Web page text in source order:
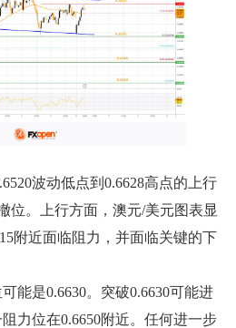
波动低点到0.6628高点的上行
位。上行方面，澳元/美元图表显
附近面临阻力，并面临关键的下
能是0.6630。突破0.6630可能进
力位在0.6650附近。任何进一步